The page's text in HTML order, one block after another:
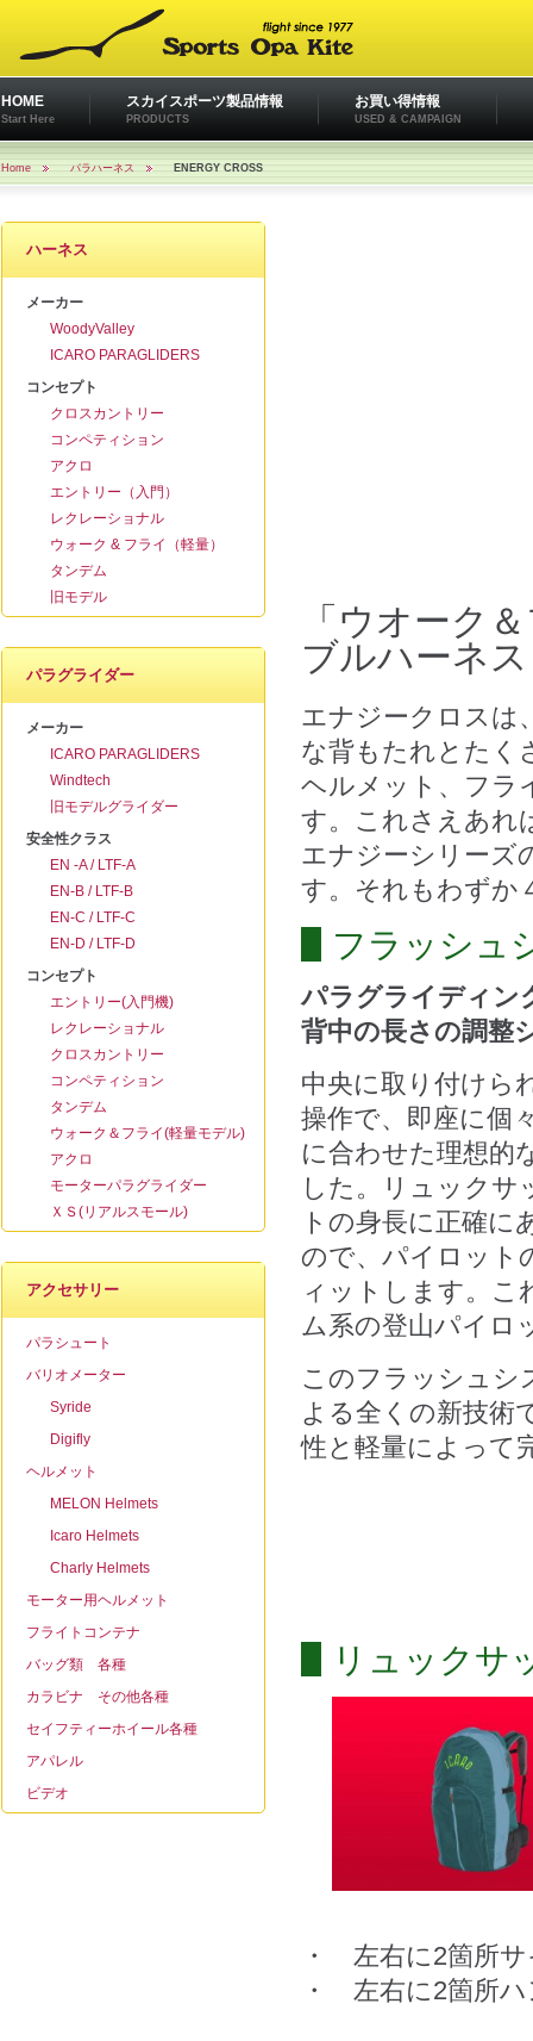
HOME
Start Here
スカイスポーツ製品情報
PRODUCTS
お買い得情報
USED & CAMPAIGN
Home パラハーネス ENERGY CROSS
ハーネス
メーカー
WoodyValley
ICARO PARAGLIDERS
コンセプト
クロスカントリー
コンペティション
アクロ
エントリー（入門）
レクレーショナル
ウォーク & フライ（軽量）
タンデム
旧モデル
パラグライダー
メーカー
ICARO PARAGLIDERS
Windtech
旧モデルグライダー
安全性クラス
EN -A / LTF-A
EN-B / LTF-B
EN-C / LTF-C
EN-D / LTF-D
コンセプト
エントリー(入門機)
レクレーショナル
クロスカントリー
コンペティション
タンデム
ウォーク＆フライ(軽量モデル)
アクロ
モーターパラグライダー
ＸＳ(リアルスモール)
アクセサリー
パラシュート
バリオメーター
Syride
Digifly
ヘルメット
MELON Helmets
Icaro Helmets
Charly Helmets
モーター用ヘルメット
フライトコンテナ
バッグ類 各種
カラビナ その他各種
セイフティーホイール各種
アパレル
ビデオ
「ウオーク
ブルハーネス
エナジークロスは
な背もたれとたく
ヘルメット、 フラ
す。 これさえあれ
エナジーシリーズ
す。それもわずか
フラッシュ
パラグライディン
背中の長さの調整
中央に取り付けら
操作で、 即座に個
に合わせた理想的
した。リュックサ
トの身長に正確に
ので、 パイロット
ィットします。 こ
ム系の登山パイロ
このフラッシュシ
よる全くの新技術
性と軽量によって
リュックサ
・ 左右に2箇所
・ 左右に2箇所